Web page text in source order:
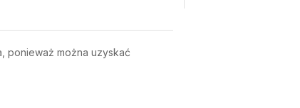
ponieważ można uzyskać